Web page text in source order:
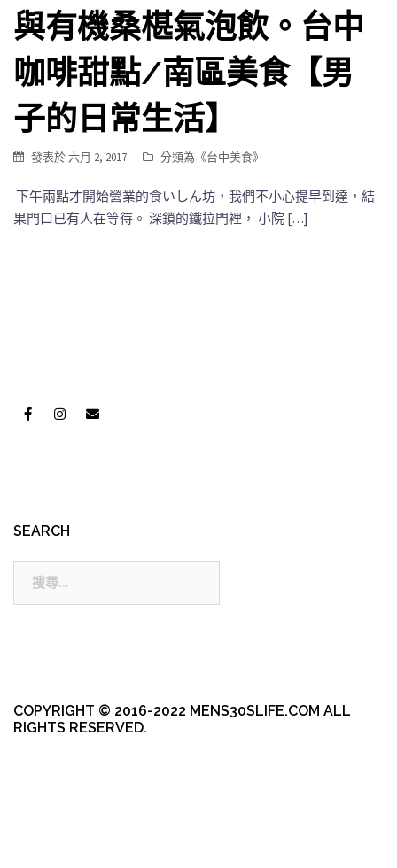
與有機桑椹氣泡飲。台中
咖啡甜點/南區美食【男
子的日常生活】
發表於六月 2, 2017 分類為《台中美食》
下午兩點才開始營業的食いしん坊，我們不小心提早到達，結
果門口已有人在等待。 深鎖的鐵拉門裡， 小院 […]
SEARCH
COPYRIGHT © 2016-2022 MENS30SLIFE.COM ALL
RIGHTS RESERVED.